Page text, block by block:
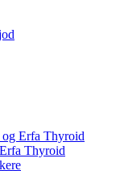
Erfa Thyroid
Thyroid